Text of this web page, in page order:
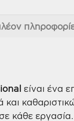
είναι ένα
κάθε